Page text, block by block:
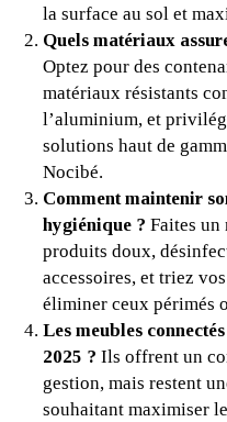
la surface au sol et
Quels matériaux
Optez pour des
matériaux résistants
l’aluminium, et
solutions haut de
Nocibé.
Comment maintenir
hygiénique ? Faites un
produits doux,
accessoires, et triez
éliminer ceux périmés
Les meubles
2025 ? Ils offrent un
gestion, mais restent
souhaitant maximiser